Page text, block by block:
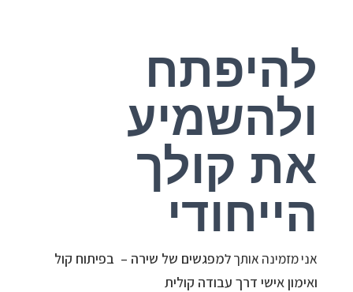
להיפתח
ולהשמיע
את קולך
הייחודי
אני מזמינה אותך למפגשים של שירה – בפיתוח קול
ואימון אישי דרך עבודה קולית